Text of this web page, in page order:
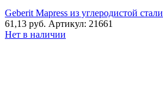
90°,
с
внутренней
Geberit Mapress из углеродистой стали
61,13 руб. Артикул: 21661
Нет в наличии